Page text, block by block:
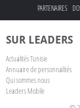
PARTENAIRES
SUR LEADERS
Actualités Tunisie
Annuaire de personnalités
Qui sommes nous
Leaders Mobile